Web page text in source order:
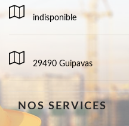
indisponible
29490 Guipavas
NOS SERVICES